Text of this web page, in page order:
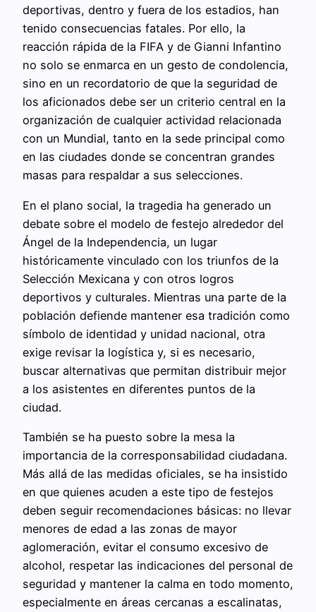
deportivas, dentro y fuera de los estadios, han
tenido consecuencias fatales. Por ello, la
reacción rápida de la FIFA y de Gianni Infantino
no solo se enmarca en un gesto de condolencia,
sino en un recordatorio de que la seguridad de
los aficionados debe ser un criterio central en la
organización de cualquier actividad relacionada
con un Mundial, tanto en la sede principal como
en las ciudades donde se concentran grandes
masas para respaldar a sus selecciones.
En el plano social, la tragedia ha generado un
debate sobre el modelo de festejo alrededor del
Ángel de la Independencia, un lugar
históricamente vinculado con los triunfos de la
Selección Mexicana y con otros logros
deportivos y culturales. Mientras una parte de la
población defiende mantener esa tradición como
símbolo de identidad y unidad nacional, otra
exige revisar la logística y, si es necesario,
buscar alternativas que permitan distribuir mejor
a los asistentes en diferentes puntos de la
ciudad.
También se ha puesto sobre la mesa la
importancia de la corresponsabilidad ciudadana.
Más allá de las medidas oficiales, se ha insistido
en que quienes acuden a este tipo de festejos
deben seguir recomendaciones básicas: no llevar
menores de edad a las zonas de mayor
aglomeración, evitar el consumo excesivo de
alcohol, respetar las indicaciones del personal de
seguridad y mantener la calma en todo momento,
especialmente en áreas cercanas a escalinatas,